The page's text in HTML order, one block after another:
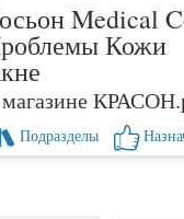
Medical
Кожи
Подразделы